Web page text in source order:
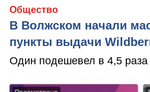
Общество
В Волжском начали
пункты выдачи
Один подешевел в 4,5 раза